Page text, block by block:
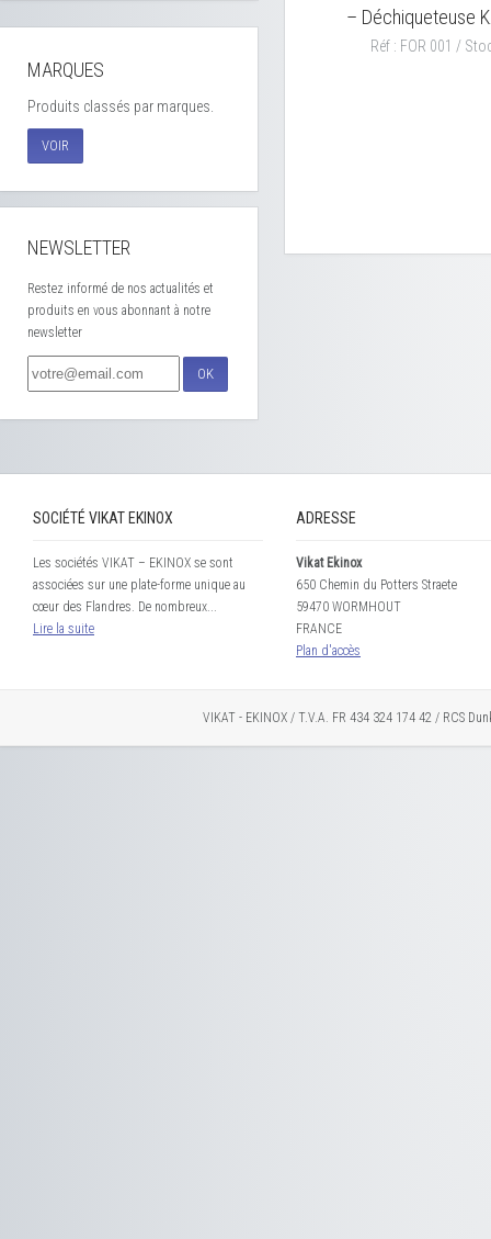
MARQUES
Produits classés par marques.
VOIR
NEWSLETTER
Restez informé de nos actualités et
produits en vous abonnant à notre
newsletter
OK
– Déchiqueteuse
Réf : FOR 001 /
SOCIÉTÉ VIKAT EKINOX
Les sociétés VIKAT – EKINOX se sont
associées sur une plate-forme unique au
cœur des Flandres. De nombreux...
Lire la suite
ADRESSE
Vikat Ekinox
650 Chemin du Potters Straete
59470 WORMHOUT
FRANCE
Plan d'accès
VIKAT - EKINOX / T.V.A. FR 434 324 174 42 / RCS